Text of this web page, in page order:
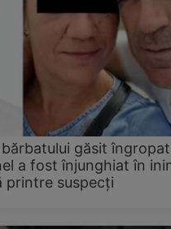
găsit
a fost înjunghiat în
printre suspecți